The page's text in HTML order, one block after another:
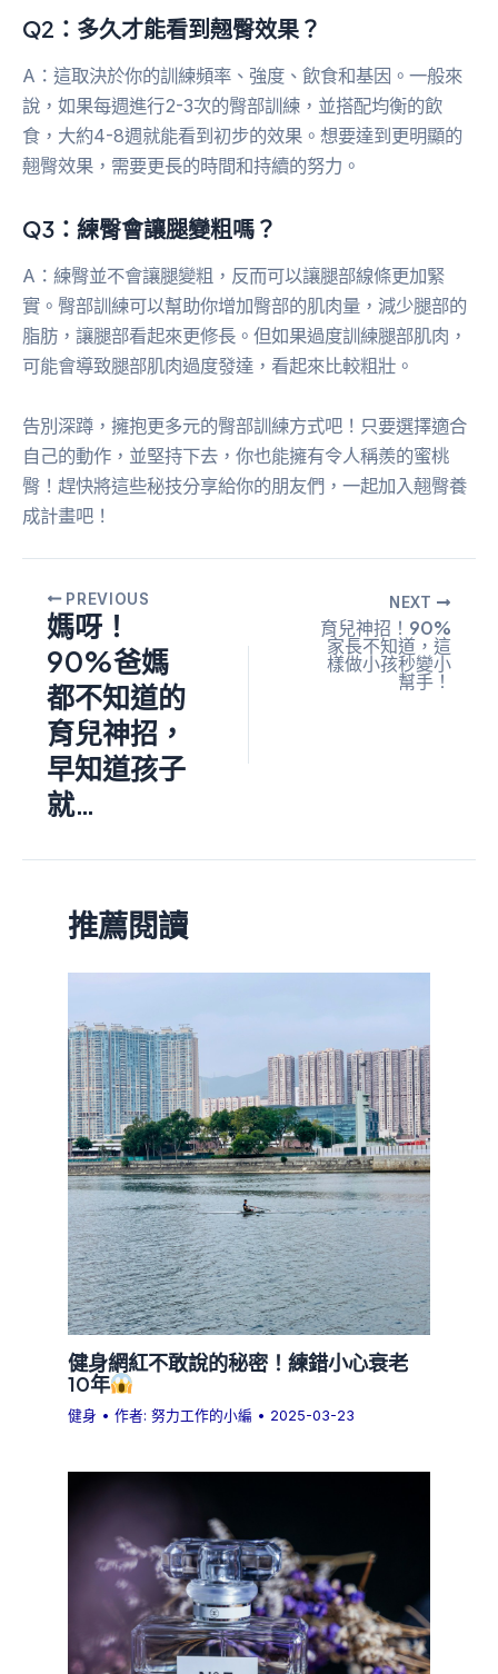
Q2：多久才能看到翹臀效果？
A：這取決於你的訓練頻率、強度、飲食和基因。一般來
說，如果每週進行2-3次的臀部訓練，並搭配均衡的飲
食，大約4-8週就能看到初步的效果。想要達到更明顯的
翹臀效果，需要更長的時間和持續的努力。
Q3：練臀會讓腿變粗嗎？
A：練臀並不會讓腿變粗，反而可以讓腿部線條更加緊
實。臀部訓練可以幫助你增加臀部的肌肉量，減少腿部的
脂肪，讓腿部看起來更修長。但如果過度訓練腿部肌肉，
可能會導致腿部肌肉過度發達，看起來比較粗壯。
告別深蹲，擁抱更多元的臀部訓練方式吧！只要選擇適合
自己的動作，並堅持下去，你也能擁有令人稱羨的蜜桃
臀！趕快將這些秘技分享給你的朋友們，一起加入翹臀養
成計畫吧！
PREVIOUS
媽呀！
90%爸媽
都不知道的
育兒神招，
早知道孩子
就…
NEXT
育兒神招！90%
家長不知道，這
樣做小孩秒變小
幫手！
推薦閱讀
健身網紅不敢說的秘密！練錯小心衰老
10年
健身 • 作者:努力工作的小編 • 2025-03-23